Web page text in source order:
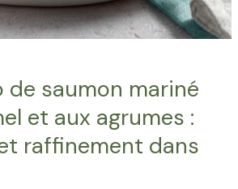
de saumon mariné
et aux agrumes :
raffinement dans